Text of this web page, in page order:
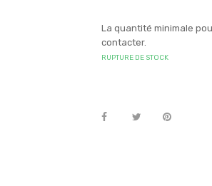
La quantité minimale
contacter.
RUPTURE DE STOCK